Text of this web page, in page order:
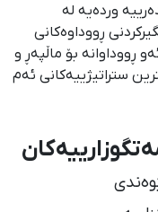
وردەیە لە
ڕووداوەكانی
ڕووداوانە بۆ ماڵپەڕ و
ستراتیژییەكانی ئەم